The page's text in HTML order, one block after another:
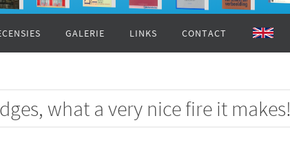
GALERIE LINKS CONTACT
what a very nice fire it makes!